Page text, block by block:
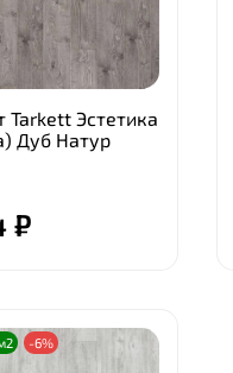
Tarkett Эстетика
Дуб Натур
₽
-6%